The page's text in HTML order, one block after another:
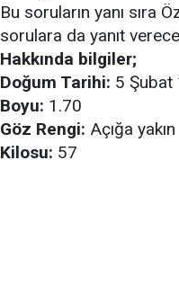
Bu soruların yanı sıra
sorulara da yanıt
Hakkında bilgiler;
Doğum Tarihi: 5 Şubat
Boyu: 1.70
Göz Rengi: Açığa
Kilosu: 57